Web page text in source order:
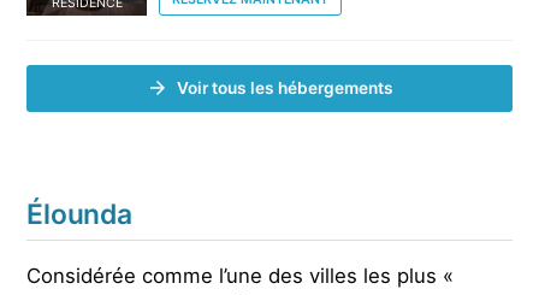
RÉSIDENCE
Voir tous les hébergements
Élounda
Considérée comme l’une des villes les plus «